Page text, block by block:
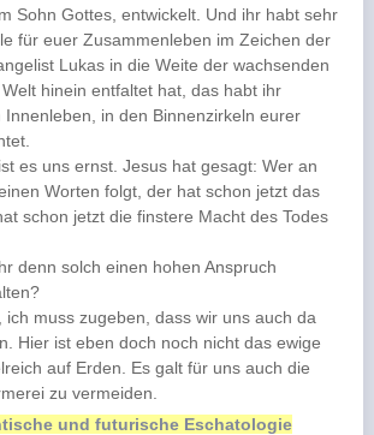
Sohn Gottes, entwickelt. Und ihr habt sehr
für euer Zusammenleben im Zeichen der
Lukas in die Weite der wachsenden
hinein entfaltet hat, das habt ihr
in den Binnenzirkeln eurer
es uns ernst. Jesus hat gesagt: Wer an
Worten folgt, der hat schon jetzt das
schon jetzt die finstere Macht des Todes
denn solch einen hohen Anspruch
ich muss zugeben, dass wir uns auch da
Hier ist eben doch noch nicht das ewige
auf Erden. Es galt für uns auch die
zu vermeiden.
und futurische Eschatologie